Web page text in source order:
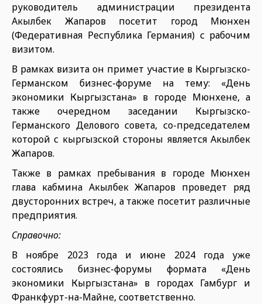
руководитель администрации президента
Акылбек Жапаров посетит город Мюнхен
(Федеративная Республика Германия) с рабочим
визитом.
В рамках визита он примет участие в Кыргызско-
Германском бизнес-форуме на тему: «День
экономики Кыргызстана» в городе Мюнхене, а
также очередном заседании Кыргызско-
Германского Делового совета, со-председателем
которой с кыргызской стороны является Акылбек
Жапаров.
Также в рамках пребывания в городе Мюнхен
глава кабмина Акылбек Жапаров проведет ряд
двусторонних встреч, а также посетит различные
предприятия.
Справочно:
В ноябре 2023 года и июне 2024 года уже
состоялись бизнес-форумы формата «День
экономики Кыргызстана» в городах Гамбург и
Франкфурт-на-Майне, соответственно.